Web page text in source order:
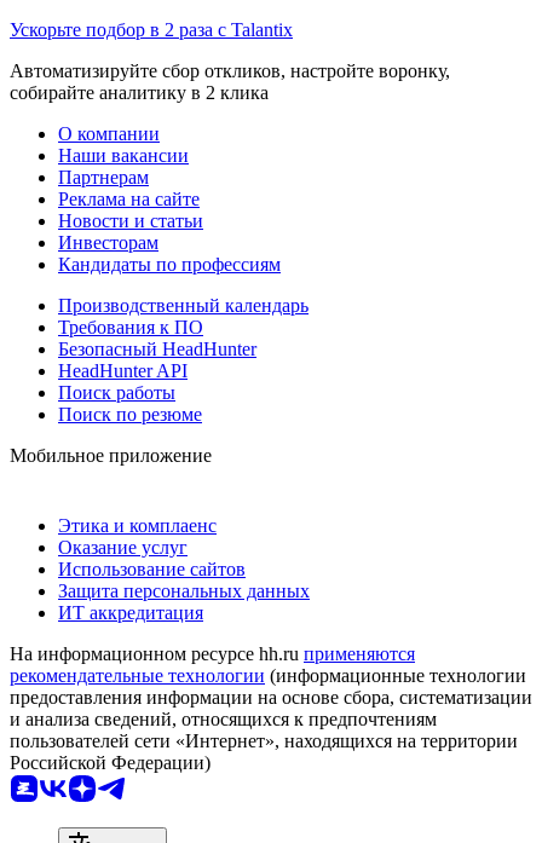
Ускорьте подбор в 2 раза с Talantix
Автоматизируйте сбор откликов, настройте воронку,
собирайте аналитику в 2 клика
О компании
Наши вакансии
Партнерам
Реклама на сайте
Новости и статьи
Инвесторам
Кандидаты по профессиям
Производственный календарь
Требования к ПО
Безопасный HeadHunter
HeadHunter API
Поиск работы
Поиск по резюме
Мобильное приложение
Этика и комплаенс
Оказание услуг
Использование сайтов
Защита персональных данных
ИТ аккредитация
На информационном ресурсе hh.ru применяются
рекомендательные технологии (информационные технологии
предоставления информации на основе сбора, систематизации
и анализа сведений, относящихся к предпочтениям
пользователей сети «Интернет», находящихся на территории
Российской Федерации)